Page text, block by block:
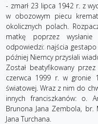
- zmarł 23 lipca 1942 r. z
w obozowym piecu
okolicznych polach.
matkę poprzez
odpowiedzi: najścia
później Niemcy przysłali
Został beatyfikowany
czerwca 1999 r. w gronie
światowej. Wraz z nim do
innych franciszkanów: o.
Brunona Jana Zembola, br.
Jana Turchana.